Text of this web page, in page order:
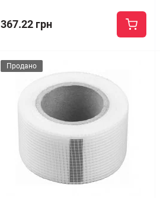
367.22 грн
Продано